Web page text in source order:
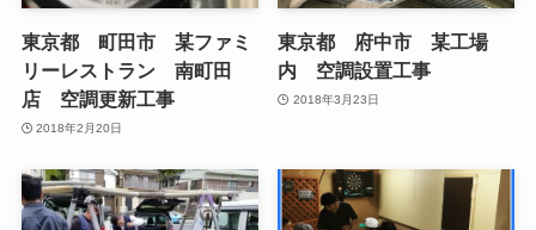
東京都 町田市 某ファミ
リーレストラン 南町田
店 空調更新工事
2018年2月20日
東京都 府中市 某工場
内 空調設置工事
2018年3月23日